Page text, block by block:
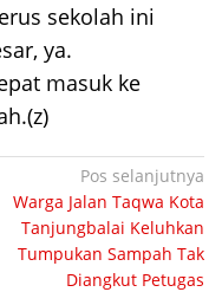
sekolah ini
ya.
masuk ke
Pos selanjutnya
Warga Jalan Taqwa Kota
Tanjungbalai Keluhkan
Tumpukan Sampah Tak
Diangkut Petugas